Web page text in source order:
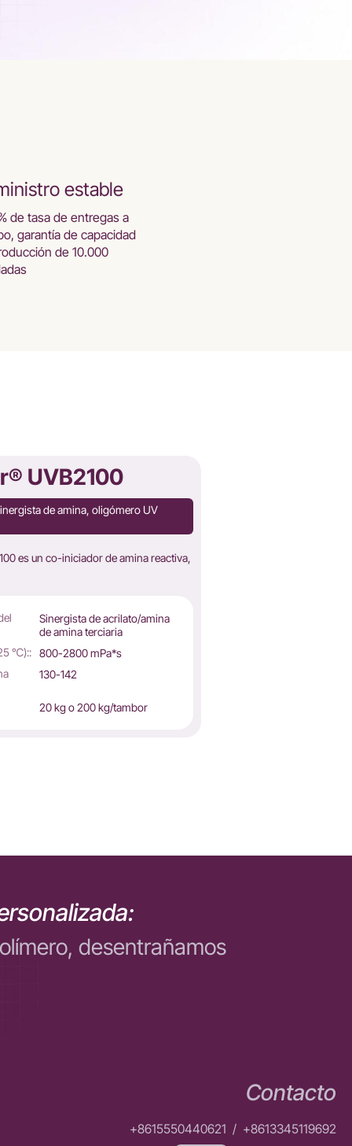
estable
de tasa de entregas a
garantía de capacidad
de 10.000
UVB2100
de amina, oligómero UV
es un co-iniciador de amina reactiva,
Sinergista de acrilato/amina
de amina terciaria
℃):: 800-2800 mPa*s
130-142
20 kg o 200 kg/tambor
desentrañamos
Contacto
+8615550440621 / +8613345119692